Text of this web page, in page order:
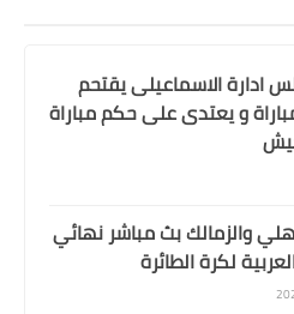
ادارة الاسماعيلى يقتحم
و يعتدى على حكم مباراة
والزمالك بث مباشر نهائي
لكرة الطائرة